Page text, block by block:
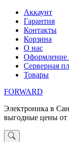
Перейти
содержимому
Аккаунт
Гарантия
Контакты
Корзина
О нас
Оформление
Серверная
Товары
FORWARD
Электроника в
выгодные цены от